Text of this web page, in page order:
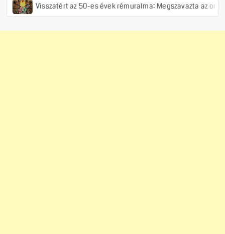
az 50-es évek rémuralma: Megszavazta az országgyűlés a